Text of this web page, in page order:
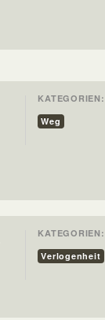
KATEGORIEN:
Weg
KATEGORIEN:
Verlogenheit